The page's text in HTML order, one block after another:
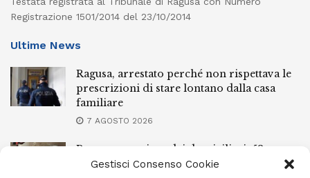
Gestisci Consenso Cookie
Registrazione 1501/2014 del 23/10/2014
Ultime News
Ragusa, arrestato perché non rispettava le
prescrizioni di stare lontano dalla casa
familiare
7 AGOSTO 2026
Ragusa, spacciava dai domiciliari: 52enne
finisce in carcere